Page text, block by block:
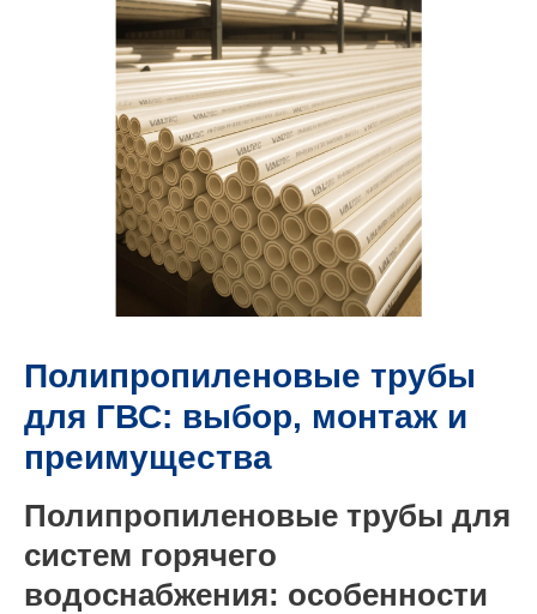
Полипропиленовые трубы
для ГВС: выбор, монтаж и
преимущества
Полипропиленовые трубы для
систем горячего
водоснабжения: особенности